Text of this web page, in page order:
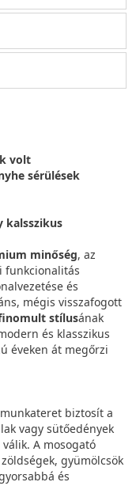
volt
sérülések
kalsszikus
minőség, az
funkcionalitás
és
mégis visszafogott
stílusának
és klasszikus
éveken át megőrzi
biztosít a
vagy sütőedények
A mosogató
gyümölcsök
és